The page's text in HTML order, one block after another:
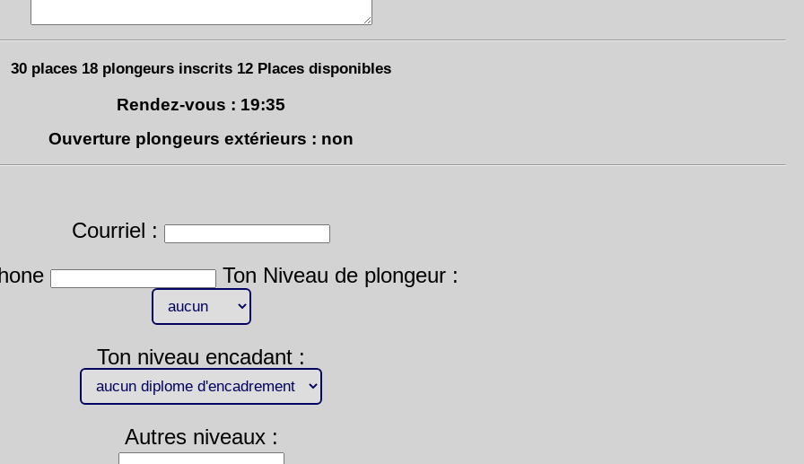
30 places 18 plongeurs inscrits 12 Places disponibles
Rendez-vous : 19:35
Ouverture plongeurs extérieurs : non
Courriel :
Ton Niveau de plongeur :
Ton niveau encadant :
Autres niveaux :